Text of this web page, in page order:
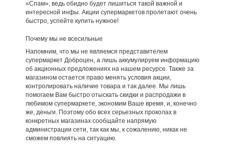
«Спам», ведь обидно будет лишиться такой важной и
интересной инфы. Акции супермаркетов пролетают очень
быстро, успейте купить нужное!
Почему мы не всесильные
Напомним, что мы не являемся представителем
супермаркет Доброцен, а лишь аккумулируем информацию
об акционных предложениях на нашем ресурсе. Также за
магазином остается право менять условия акции,
контролировать наличие товара и так далее. Мы лишь
помогаем Вам быстро отыскать скидки и распродажи в
любимом супермаркете, экономим Ваше время, и, конечно
же, деньги. Поэтому обо всех серьезных проколах в
конкретных магазинах сообщайте напрямую
администрации сети, так как мы, к сожалению, никак не
сможем повлиять на ситуацию.